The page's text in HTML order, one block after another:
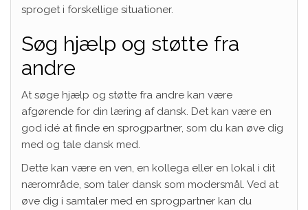
sproget i forskellige situationer.
Søg hjælp og støtte fra
andre
At søge hjælp og støtte fra andre kan være
afgørende for din læring af dansk. Det kan være en
god idé at finde en sprogpartner, som du kan øve dig
med og tale dansk med.
Dette kan være en ven, en kollega eller en lokal i dit
nærområde, som taler dansk som modersmål. Ved at
øve dig i samtaler med en sprogpartner kan du